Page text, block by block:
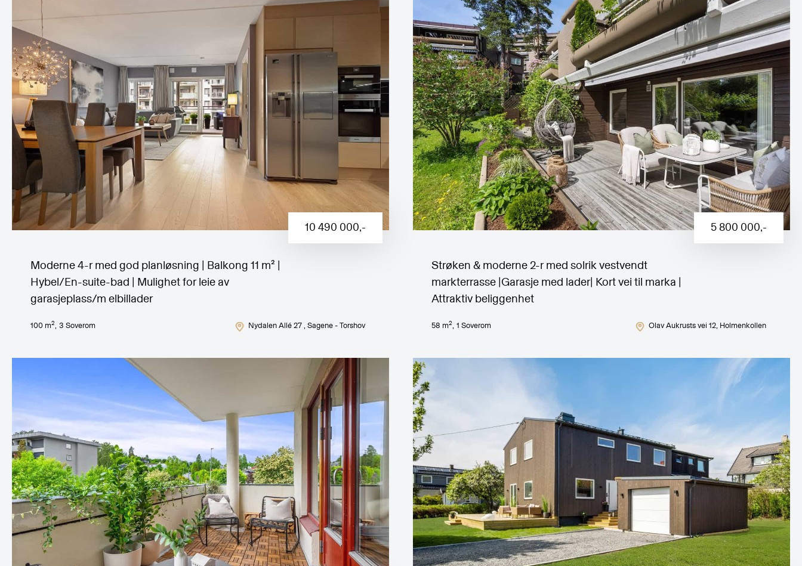
10 490 000,-
Moderne 4-r med god planløsning | Balkong 11 m² |
Hybel/En-suite-bad | Mulighet for leie av
garasjeplass/m elbillader
100m2, 3 Soverom Nydalen Allé 27 , Sagene - Torshov
5 800 000,-
Strøken & moderne 2-r med solrik vestvendt
markterrasse |Garasje med lader| Kort vei til marka |
Attraktiv beliggenhet
58 m2, 1 Soverom Olav Aukrusts vei 12, Holmenkollen